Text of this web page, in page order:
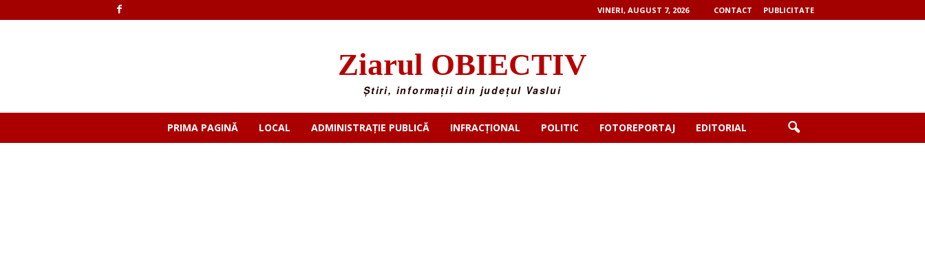
VINERI, AUGUST 7, 2026 CONTACT PUBLICITATE
Ziarul OBIECTIV
Știri, informații din județul Vaslui
PRIMA PAGINĂ LOCAL ADMINISTRAȚIE PUBLICĂ INFRACȚIONAL POLITIC FOTOREPORTAJ EDITORIAL